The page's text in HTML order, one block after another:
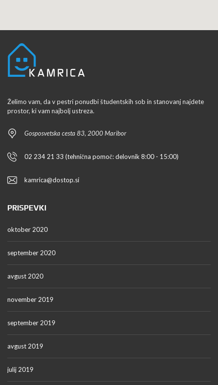
Želimo vam, da v pestri ponudbi študentskih sob in stanovanj najdete
prostor, ki vam najbolj ustreza.
Gosposvetska cesta 83, 2000 Maribor
02 234 21 33 (tehnična pomoč: delovnik 8:00 - 15:00)
kamrica@dostop.si
PRISPEVKI
oktober 2020
september 2020
avgust 2020
november 2019
september 2019
avgust 2019
julij 2019